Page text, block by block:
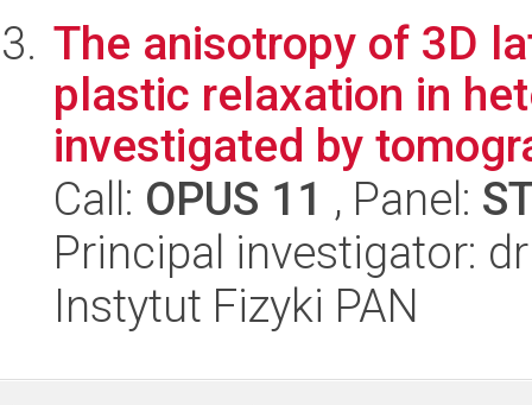
The anisotropy of 3D
plastic relaxation in
investigated by
Call: OPUS 11 , Panel:
Principal investigator:
Instytut Fizyki PAN